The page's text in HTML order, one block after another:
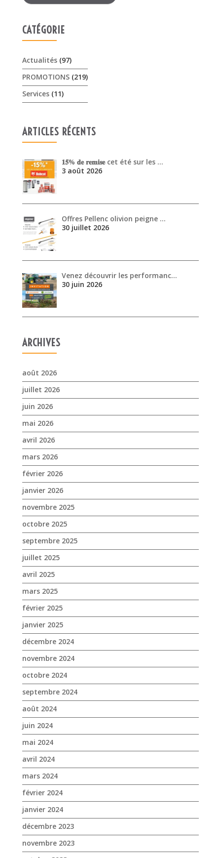
𝟏𝟓% 𝐝𝐞 𝐫𝐞𝐦𝐢𝐬𝐞 cet été sur les …
3 août 2026
Offres Pellenc olivion peigne …
30 juin 2026
ARCHIVES
août 2026
juillet 2026
mai 2026
mars 2026
février 2026
janvier 2026
novembre 2025
octobre 2025
septembre 2025
juillet 2025
avril 2025
mars 2025
février 2025
janvier 2025
décembre 2024
novembre 2024
octobre 2024
septembre 2024
août 2024
juin 2024
mai 2024
avril 2024
mars 2024
février 2024
janvier 2024
décembre 2023
novembre 2023
octobre 2023
septembre 2023
août 2023
juin 2023
mai 2023